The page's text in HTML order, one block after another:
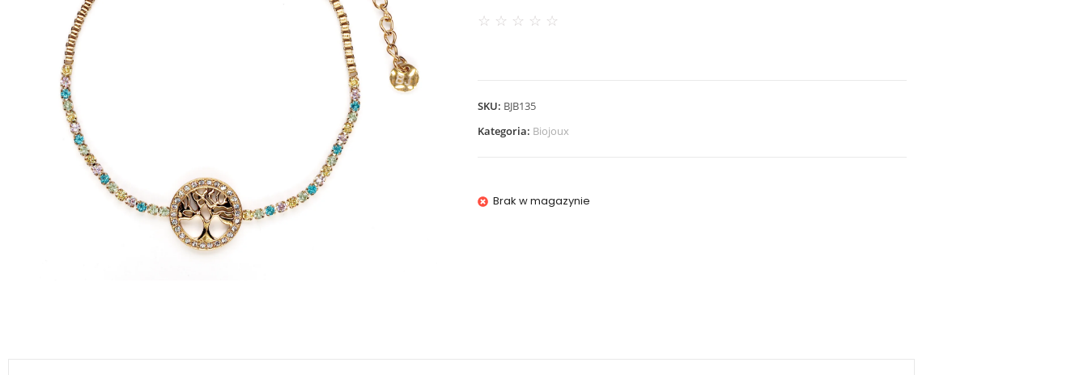
☆ ☆ ☆ ☆ ☆
SKU: BJB135
Kategoria: Biojoux
Brak w magazynie